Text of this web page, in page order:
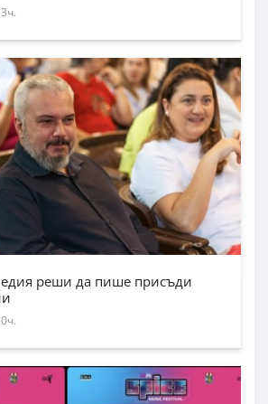
реши да пише присъди